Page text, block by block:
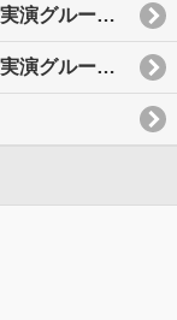
全国読書グループ総覧 : 読書会・文庫・実演グループ・研究会・連絡会など
全国読書グループ総覧 : 読書会・文庫・実演グループ・研究会・連絡会など